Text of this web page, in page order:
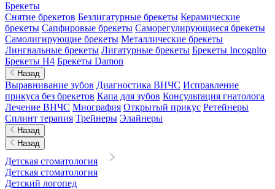
Брекеты
Снятие брекетов Безлигатурные брекеты Керамические
брекеты Сапфировые брекеты Саморегулирующиеся брекеты
Самолигирующие брекеты Металлические брекеты
Лингвальные брекеты Лигатурные брекеты Брекеты Incognito
Брекеты H4 Брекеты Damon
Назад
Выравнивание зубов Диагностика ВНЧС Исправление
прикуса без брекетов Капа для зубов Консультация гнатолога
Лечение ВНЧС Миография Открытый прикус Ретейнеры
Сплинт терапия Трейнеры Элайнеры
Назад
Назад
Детская стоматология
Детская стоматология
Детский логопед